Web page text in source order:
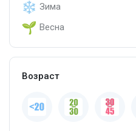
Зима
Весна
Возраст